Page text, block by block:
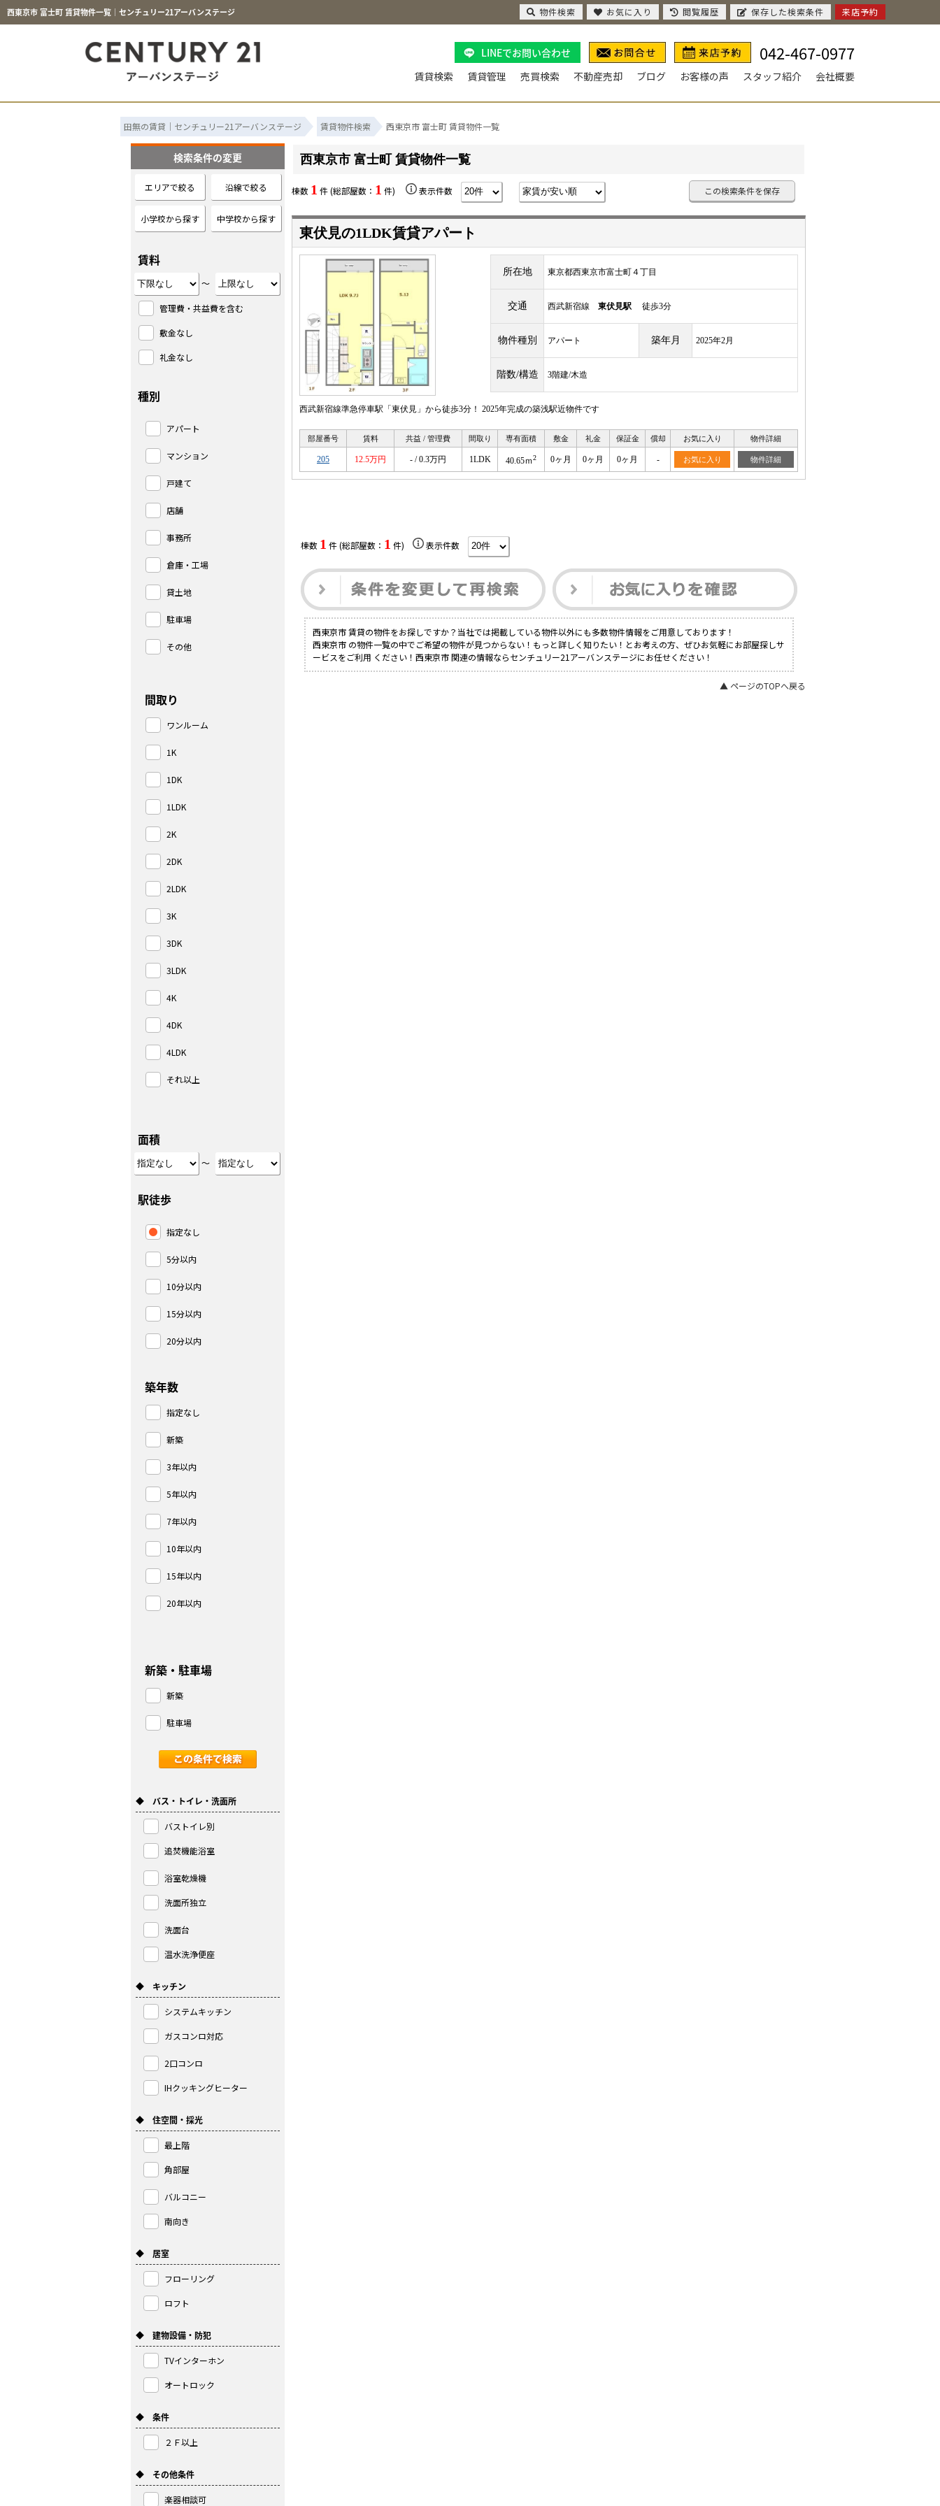
西東京市 富士町 賃貸物件一覧｜センチュリー21アーバンステージ
LINEでお問い合わせ 042-467-0977
賃貸検索 賃貸管理 売買検索 不動産売却 ブログ お客様の声 スタッフ紹介 会社概要
田無の賃貸｜センチュリー21アーバンステージ 賃貸物件検索 西東京市 富士町 賃貸物件一覧
西東京市 富士町 賃貸物件一覧
棟数 1 件 (総部屋数： 1 件) 表示件数 この検索条件を保存
東伏見の1LDK賃貸アパート
所在地 東京都西東京市富士町４丁目
交通 西武新宿線 東伏見駅 徒歩3分
物件種別 アパート 築年月 2025年2月
階数/構造 3階建/木造
西武新宿線準急停車駅「東伏見」から徒歩3分！ 2025年完成の築浅駅近物件です
部屋番号 賃料 共益 / 管理費 間取り 専有面積 敷金 礼金 保証金 償却 お気に入り 物件詳細
205 12.5万円 - / 0.3万円 1LDK 40.65ｍ2 0ヶ月 0ヶ月 0ヶ月 - お気に入り 物件詳細
棟数 1 件 (総部屋数： 1 件) 表示件数
西東京市 賃貸の物件をお探しですか？当社では掲載している物件以外にも多数物件情報をご用意しております！
西東京市 の物件一覧の中でご希望の物件が見つからない！もっと詳しく知りたい！とお考えの方、ぜひお気軽にお部屋探しサ
ービスをご利用 ください！西東京市 関連の情報ならセンチュリー21アーバンステージにお任せください！
▲ ページのTOPへ戻る
検索条件の変更
エリアで絞る 沿線で絞る
小学校から探す 中学校から探す
賃料
～
管理費・共益費を含む
敷金なし
礼金なし
種別
アパート
マンション
戸建て
店舗
事務所
倉庫・工場
貸土地
駐車場
その他
間取り
ワンルーム
1K
1DK
1LDK
2K
2DK
2LDK
3K
3DK
3LDK
4K
4DK
4LDK
それ以上
面積
～
駅徒歩
指定なし
5分以内
10分以内
15分以内
20分以内
築年数
指定なし
新築
3年以内
5年以内
7年以内
10年以内
15年以内
20年以内
新築・駐車場
新築
駐車場
◆ バス・トイレ・洗面所
バストイレ別
追焚機能浴室
浴室乾燥機
洗面所独立
洗面台
温水洗浄便座
◆ キッチン
システムキッチン
ガスコンロ対応
2口コンロ
IHクッキングヒーター
◆ 住空間・採光
最上階
角部屋
バルコニー
南向き
◆ 居室
フローリング
ロフト
◆ 建物設備・防犯
TVインターホン
オートロック
◆ 条件
２Ｆ以上
◆ その他条件
楽器相談可
物件検索 お気に入り 閲覧履歴 保存した検索条件 来店予約